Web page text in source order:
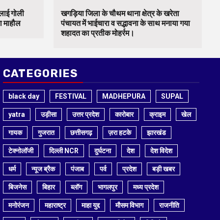
गोली
माहौल
खगड़िया जिला के चौथम थाना क्षेत्र के खरेता
पंचायत में भाईचारा व सद्भावना के साथ मनाया गया
शहादत का प्रतीक मोहर्रम।
CATEGORIES
black day FESTIVAL MADHEPURA SUPAL
yatra उड़ीसा उत्तर प्रदेश कारोबार क्राइम खेल
गायक गुजरात छत्तीसगढ़ ज़रा हटके झारखंड
टेक्नोलॉजी दिल्ली NCR दुर्घटना देश देश विदेश
धर्म न्यूज ब्रैक पंजाब पर्व प्रदेश बड़ी खबर
बिजनेस बिहार ब्लॉग भागलपुर मध्य प्रदेश
मनोरंजन महाराष्ट्र माहा युद्द मौसम विभाग राजनीति